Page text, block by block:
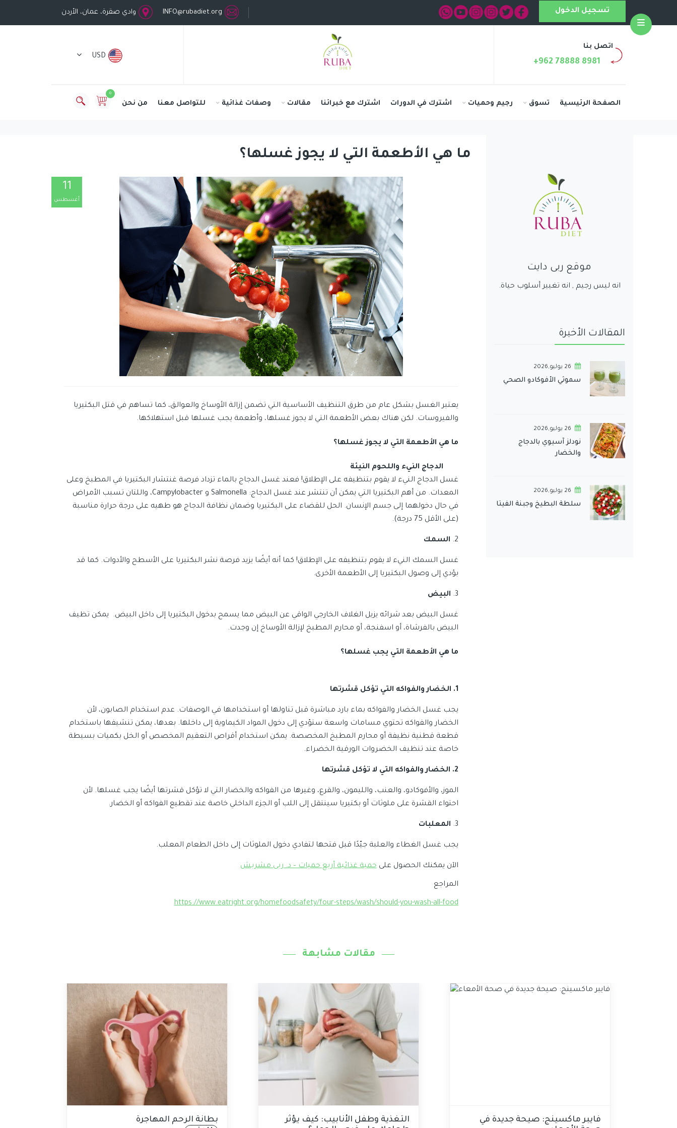
INFO@rubadiet.org وادي صقرة، عمان، الأردن تسجيل الدخول
اتصل بنا
+962 78888 8981
USD
0
الصفحة الرئيسية تسوق رجيم وحميات اشترك في الدورات اشترك مع خبرائنا مقالات وصفات غذائية للتواصل معنا من نحن
ما هي الأطعمة التي لا يجوز غسلها؟
11
أغسطس
يعتبر الغسل بشكل عام من طرق التنظيف الأساسية التي تضمن إزالة الأوساخ والعوالق، كما تساهم في قتل البكتيريا
والفيروسات. لكن هناك بعض الأطعمة التي لا يجوز غسلها، وأطعمة يجب غسلها قبل استهلاكها.
ما هي الأطعمة التي لا يجوز غسلها؟
الدجاج النيء واللحوم النيئة
غسل الدجاج النيء لا يقوم بتنظيفه على الإطلاق! فعند غسل الدجاج بالماء تزداد فرصة غنتشار البكتيريا في المطبخ وعلى
المعدات. من أهم البكتيريا التي يمكن أن تنتشر عند غسل الدجاج: Salmonella و Campylobacter، واللتان تسبب الأمراض
في حال دخولهما إلى جسم الإنسان. الحل للقضاء على البكتيريا وضمان نظافة الدجاج هو طهيه على درجة حرارة مناسبة
(على الأقل 75 درجة).
2. السمك
غسل السمك النيء لا يقوم بتنظيفه على الإطلاق! كما أنه أيضًا يزيد فرصة نشر البكتيريا على الأسطح والأدوات. كما قد
بؤدي إلى وصول البكتيريا إلى الأطعمة الأخرى.
3. البيض
غسل البيض بعد شرائه يزيل الغلاف الخارجي الواقي عن البيض مما يسمح بدخول البكتيريا إلى داخل البيض. يمكن تظيف
البيض بالفرشاة، أو اسفنجة، أو محارم المطبخ لإزالة الأوساخ إن وجدت.
ما هي الأطعمة التي يجب غسلها؟
1. الخضار والفواكه التي تؤكل قشرتها
يجب غسل الخضار والفواكه بماء بارد مباشرة قبل تناولها أو استخدامها في الوصفات. عدم استخدام الصابون، لأن
الخضار والفواكه تحتوي مسامات واسعة ستؤدي إلى دخول المواد الكيماوية إلى داخلها. بعدها، يمكن تنشيفها باستخدام
قطعة قطنية نظيفة أو محارم المطبخ المخصصة. يمكن استخدام أقراص التعقيم المخصص أو الخل بكميات بسيطة
خاصة عند تنظيف الخضروات الورقية الخضراء.
2. الخضار والفواكه التي لا تؤكل قشرتها
الموز، والأفوكادو، والعنب، والليمون، والقرع، وغيرها من الفواكه والخضار التي لا تؤكل قشرتها أيضًا يجب غسلها. لأن
احتواء القشرة على ملوثات أو بكتيريا سينتقل إلى اللب أو الجزء الداخلي خاصة عند تقطيع الفواكه أو الخضار.
3. المعلبات
يجب غسل الغطاء والعلبة جيّدًا قبل فتحها لتفادي دخول الملوثات إلى داخل الطعام المعلب.
الآن يمكنك الحصول علىحمية غذائية أربع حميات – د. ربى مشربش
المراجع
https://www.eatright.org/homefoodsafety/four-steps/wash/should-you-wash-all-food
موقع ربى دايت
انه ليس رجيم , انه تغيير أسلوب حياة.
المقالات الأخيرة
26 يوليو,2026
سموثي الأفوكادو الصحي
26 يوليو,2026
نودلز آسيوي بالدجاج
والخضار
26 يوليو,2026
سلطة البطيخ وجبنة الفيتا
مقالات مشابهة
بطانة الرحم المهاجرة
التغذية وطفل الأنابيب: كيف يؤثر
فايبر ماكسينج: صيحة جديدة في